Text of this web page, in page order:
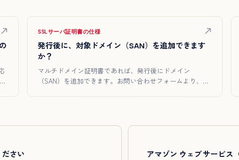
SSLサーバ証明書の仕様
発行後に、対象ドメイン（SAN）を追加できます
か？
マルチドメイン証明書であれば、発行後にドメイン
（SAN）を追加できます。お問い合わせフォームより、証
さい アマゾン ウェブ サービス